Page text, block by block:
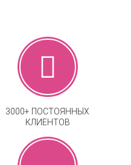
3000+ ПОСТОЯННЫХ
КЛИЕНТОВ